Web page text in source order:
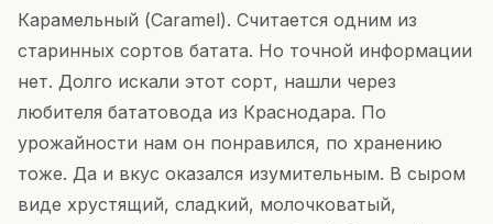
Карамельный (Caramel). Считается одним из
старинных сортов батата. Но точной информации
нет. Долго искали этот сорт, нашли через
любителя бататовода из Краснодара. По
урожайности нам он понравился, по хранению
тоже. Да и вкус оказался изумительным. В сыром
виде хрустящий, сладкий, молочковатый,